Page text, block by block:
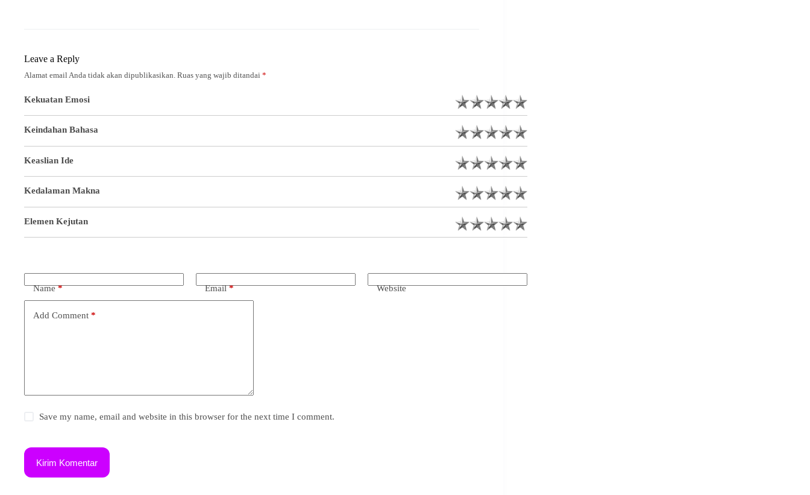
Leave a Reply
Alamat email Anda tidak akan dipublikasikan. Ruas yang wajib ditandai *
Kekuatan Emosi
Keindahan Bahasa
Keaslian Ide
Kedalaman Makna
Elemen Kejutan
Name* Email* Website
Add Comment *
Save my name, email and website in this browser for the next time I comment.
Kirim Komentar